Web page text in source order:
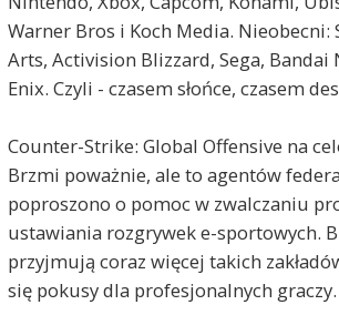
Warner Bros i Koch Media. Nieobecni:
Arts, Activision Blizzard, Sega, Bandai
Enix. Czyli - czasem słońce, czasem
Counter-Strike: Global Offensive na
Brzmi poważnie, ale to agentów
poproszono o pomoc w zwalczaniu
ustawiania rozgrywek e-sportowych.
przyjmują coraz więcej takich
się pokusy dla profesjonalnych graczy.